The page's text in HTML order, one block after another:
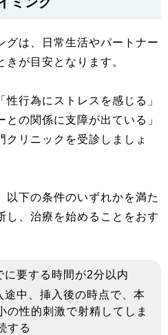
グは、日常生活やパートナー
が目安となります。
性行為にストレスを感じる」
との関係に支障が出ている」
クリニックを受診しましょ
以下の条件のいずれかを満た
し、治療を始めることをおす
に要する時間が2分以内
途中、挿入後の時点で、本
の性的刺激で射精してしま
する